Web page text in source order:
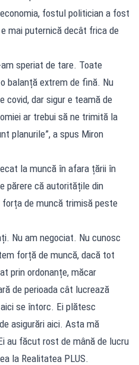
fostul politician a fost
mai puternică decât frica de
speriat de tare. Toate
balanță extrem de fină. Nu
covid, dar sigur e teamă de
ar trebui să ne trimită la
planurile”, a spus Miron
la muncă în afara țării în
părere că autoritățile din
forța de muncă trimisă peste
Nu am negociat. Nu cunosc
forță de muncă, dacă tot
prin ordonanțe, măcar
de perioada cât lucrează
se întorc. Ei plătesc
asigurări aici. Asta mă
au făcut rost de mână de lucru
la Realitatea PLUS.